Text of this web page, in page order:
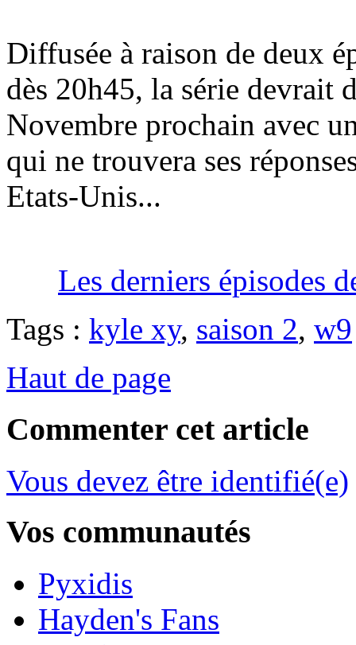
Diffusée à raison de deux
dès 20h45, la série devrait
Novembre prochain avec
qui ne trouvera ses
Etats-Unis...
Les derniers épisodes
Tags : kyle xy, saison 2, w9
Haut de page
Commenter cet article
Vous devez être identifié(e)
Vos communautés
Pyxidis
Hayden's Fans